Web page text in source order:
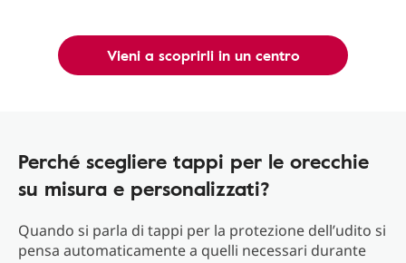
Vieni a scoprirli in un centro
Perché scegliere tappi per le orecchie
su misura e personalizzati?
Quando si parla di tappi per la protezione dell’udito si
pensa automaticamente a quelli necessari durante